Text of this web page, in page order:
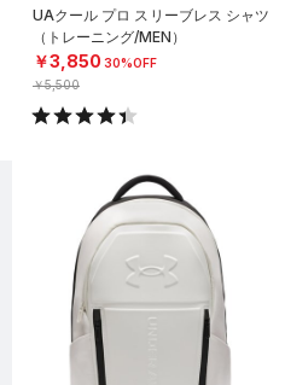
UAクール プロ スリーブレス シャツ
（トレーニング/MEN）
￥3,850 30%OFF
￥5,500